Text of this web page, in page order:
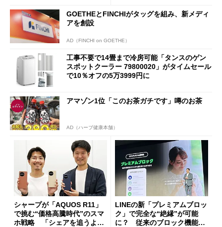
GOETHEとFINCHIがタッグを組み、新メディ
アを創設
AD（FINCHI on GOETHE）
工事不要で14畳まで冷房可能「タンスのゲン
スポットクーラー 79800020」がタイムセール
で10％オフの5万3999円に
アマゾン1位「このお茶ガチです」噂のお茶
AD（ハーブ健康本舗）
シャープが「AQUOS R11」
で挑む“価格高騰時代”のスマ
ホ戦略 「シェアを追うより
LINEの新「プレミアムブロッ
ク」で完全な“絶縁”が可能
に？ 従来のブロック機能と